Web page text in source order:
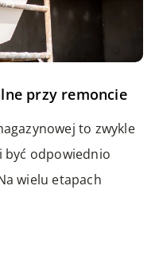
przy remoncie
to zwykle
być odpowiednio
wielu etapach